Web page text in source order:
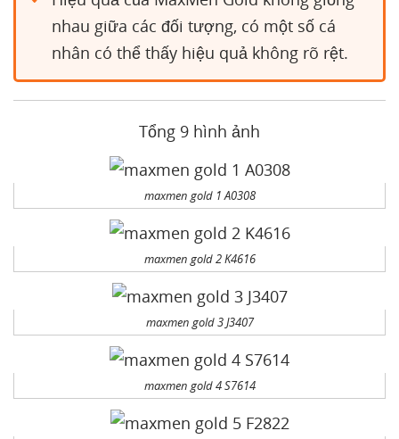
nhau giữa các đối tượng, có một số cá
nhân có thể thấy hiệu quả không rõ rệt.
Tổng 9 hình ảnh
maxmen gold 1 A0308
maxmen gold 2 K4616
maxmen gold 3 J3407
maxmen gold 4 S7614